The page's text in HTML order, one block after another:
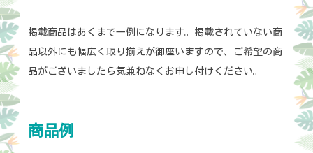
掲載商品はあくまで一例になります。掲載されていない商
品以外にも幅広く取り揃えが御座いますので、ご希望の商
品がございましたら気兼ねなくお申し付けください。
商品例